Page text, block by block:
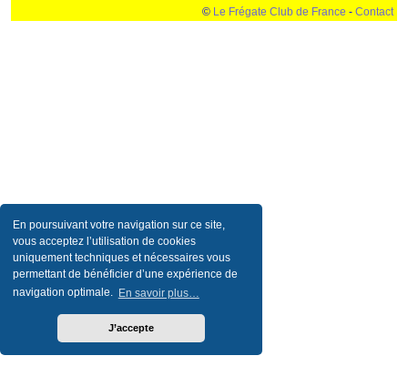
En poursuivant votre navigation sur ce site,
vous acceptez l’utilisation de cookies
uniquement techniques et nécessaires vous
permettant de bénéficier d’une expérience de
navigation optimale. En savoir plus…
J’accepte
© Le Frégate Club de France - Contact